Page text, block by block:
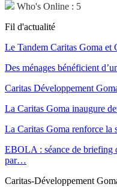
Who's Online : 5
Fil d'actualité
Le Tandem Caritas Goma et
Des ménages bénéficient
Caritas Développement
La Caritas Goma inaugure
La Caritas Goma renforce
EBOLA : séance de briefing
par…
Caritas-Développement